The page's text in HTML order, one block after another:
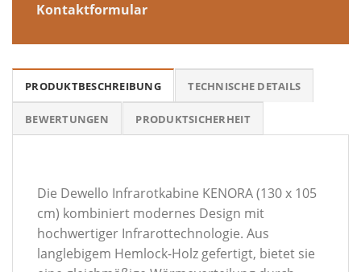
Kontaktformular
PRODUKTBESCHREIBUNG TECHNISCHE DETAILS
BEWERTUNGEN PRODUKTSICHERHEIT
Die Dewello Infrarotkabine KENORA (130 x 105
cm) kombiniert modernes Design mit
hochwertiger Infrarottechnologie. Aus
langlebigem Hemlock-Holz gefertigt, bietet sie